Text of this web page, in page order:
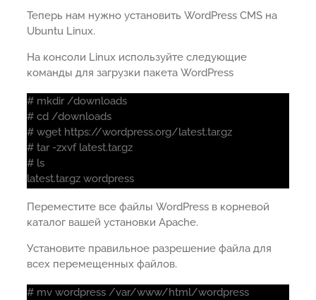
Теперь нам нужно установить WordPress CMS на
Ubuntu Linux.
На консоли Linux используйте следующие
команды для загрузки пакета WordPress
# mkdir /downloads
# cd /downloads
# wget https://wordpress.org/latest.tar.gz
# tar -zxvf latest.tar.gz
# ls
latest.tar.gz wordpress
Переместите все файлы WordPress в корневой
каталог вашей установки Apache.
Установите правильное разрешение файла для
всех перемещенных файлов.
# mv wordpress /var/www/html/wordpress